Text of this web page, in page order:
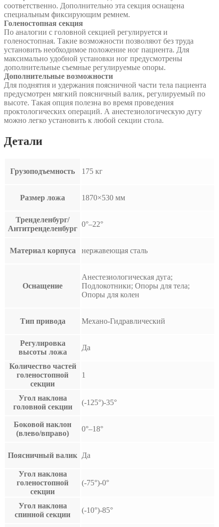
соответственно. Дополнительно эта секция оснащена
специальным фиксирующим ремнем.
Голеностопная секция
По аналогии с головной секцией регулируется и
голеностопная. Такие возможности позволяют без труда
установить необходимое положение ног пациента. Для
максимально удобной установки ног предусмотрены
дополнительные съемные регулируемые опоры.
Дополнительные возможности
Для поднятия и удержания поясничной части тела пациента
предусмотрен мягкий поясничный валик, регулируемый по
высоте. Такая опция полезна во время проведения
проктологических операций. А анестезиологическую дугу
можно легко установить к любой секции стола.
Детали
Грузоподъемность 175 кг
Размер ложа 1870×530 мм
Тренделенбург/
Антитренделенбург
0°–22°
Материал корпуса нержавеющая сталь
Оснащение
Анестезиологическая дуга;
Подлокотники; Опоры для тела;
Опоры для колен
Тип привода Механо-Гидравлический
Регулировка
высоты ложа
Да
Количество частей
голеностопной
секции
1
Угол наклона
головной секции
(-125°)-35°
Боковой наклон
(влево/вправо)
0°–18°
Поясничный валик Да
Угол наклона
голеностопной
секции
(-75°)-0°
Угол наклона
спинной секции
(-10°)-85°